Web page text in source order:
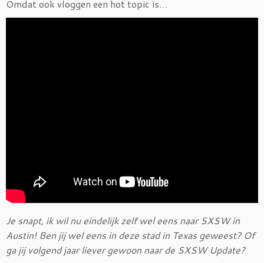
Omdat ook vloggen een hot topic is…
Je snapt, ik wil nu eindelijk zelf wel eens naar SXSW in
Austin! Ben jij wel eens in deze stad in Texas geweest? Of
ga jij volgend jaar liever gewoon naar de SXSW Update?